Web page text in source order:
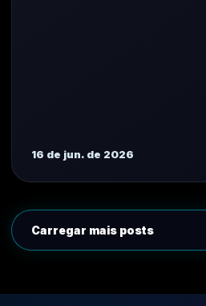
16 de jun. de 2026
Carregar mais posts